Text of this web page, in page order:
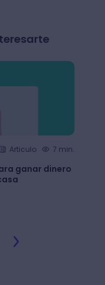
Articulo 7 min.
ganar dinero